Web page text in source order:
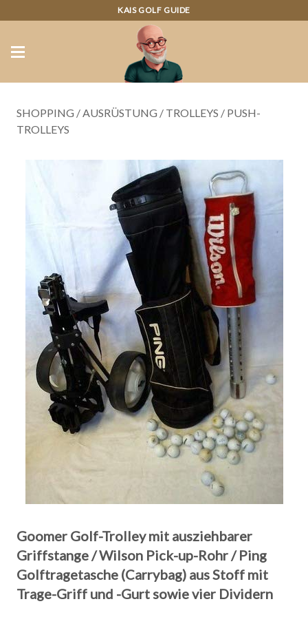
KAIS GOLF GUIDE
SHOPPING /AUSRÜSTUNG / TROLLEYS / PUSH-
TROLLEYS
Goomer Golf-Trolley mit ausziehbarer
Griffstange / Wilson Pick-up-Rohr / Ping
Golftragetasche (Carrybag) aus Stoff mit
Trage-Griff und -Gurt sowie vier Dividern